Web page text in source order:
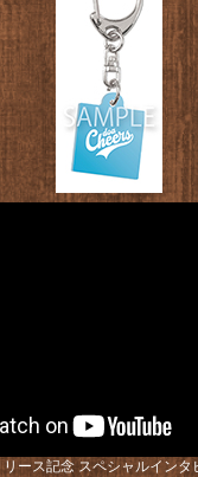
ース記念 スペシャルインタ